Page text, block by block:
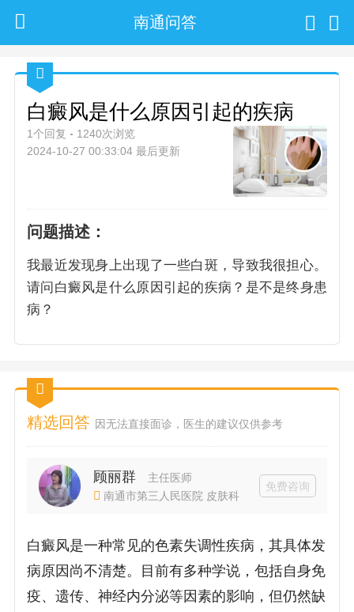
南通问答
白癜风是什么原因引起的疾病
1个回复
1240次浏览
2024-10-27 00:33:04 最后更新
问题描述：
我最近发现身上出现了一些白斑，导致我很担心。
请问白癜风是什么原因引起的疾病？是不是终身患
病？
精选回答 因无法直接面诊，医生的建议仅供参考
顾丽群
主任医师
南通市第三人民医院 皮肤科
免费咨询
白癜风是一种常见的色素失调性疾病，其具体发
病原因尚不清楚。目前有多种学说，包括自身免
疫、遗传、神经内分泌等因素的影响，但仍然缺